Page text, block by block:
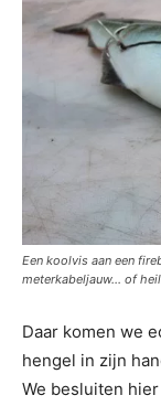
Een koolvis aan een
meterkabeljauw… of
Daar komen we
hengel in zijn
We besluiten